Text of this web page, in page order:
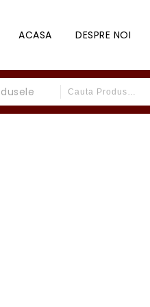
ACASA DESPRE NOI